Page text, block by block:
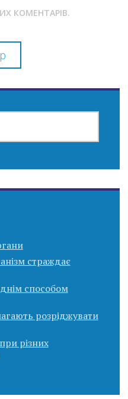
КОМЕНТАРІВ.
страждає
способом
розріджувати
різних